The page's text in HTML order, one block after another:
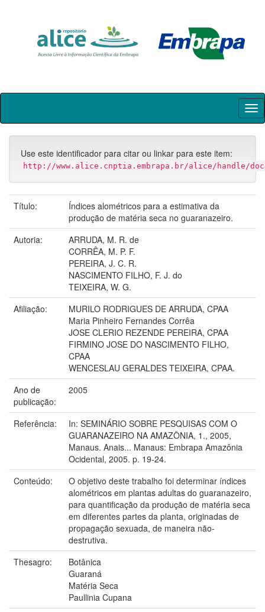
Skip
Use este identificador para citar ou linkar para este item:
http://www.alice.cnptia.embrapa.br/alice/handle/
Título:
Índices alométricos para a estimativa da
produção de matéria seca no guaranazeiro.
Autoria:
ARRUDA, M. R. de
CORRÊA, M. P. F.
PEREIRA, J. C. R.
NASCIMENTO FILHO, F. J. do
TEIXEIRA, W. G.
Afiliação:
MURILO RODRIGUES DE ARRUDA, CPAA
Maria Pinheiro Fernandes Corrêa
JOSE CLERIO REZENDE PEREIRA, CPAA
FIRMINO JOSE DO NASCIMENTO FILHO,
CPAA
WENCESLAU GERALDES TEIXEIRA, CPAA.
Ano de
publicação:
2005
Referência:
In: SEMINÁRIO SOBRE PESQUISAS COM O
GUARANAZEIRO NA AMAZÔNIA, 1., 2005,
Manaus. Anais... Manaus: Embrapa Amazônia
Ocidental, 2005. p. 19-24.
Conteúdo:
O objetivo deste trabalho foi determinar índices
alométricos em plantas adultas do guaranazeiro,
para quantificação da produção de matéria seca
em diferentes partes da planta, originadas de
propagação sexuada, de maneira não-
destrutiva.
Thesagro:
Botânica
Guaraná
Matéria Seca
Paullinia Cupana